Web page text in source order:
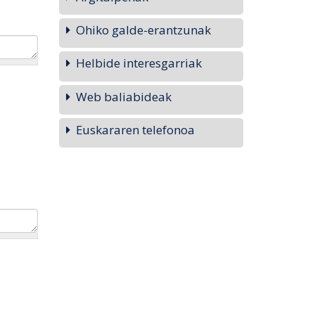
Ohiko galde-erantzunak
Helbide interesgarriak
Web baliabideak
Euskararen telefonoa